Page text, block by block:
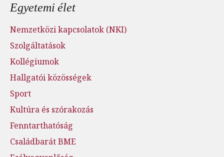
Egyetemi élet
Nemzetközi kapcsolatok (NKI)
Szolgáltatások
Kollégiumok
Hallgatói közösségek
Sport
Kultúra és szórakozás
Fenntarthatóság
Családbarát BME